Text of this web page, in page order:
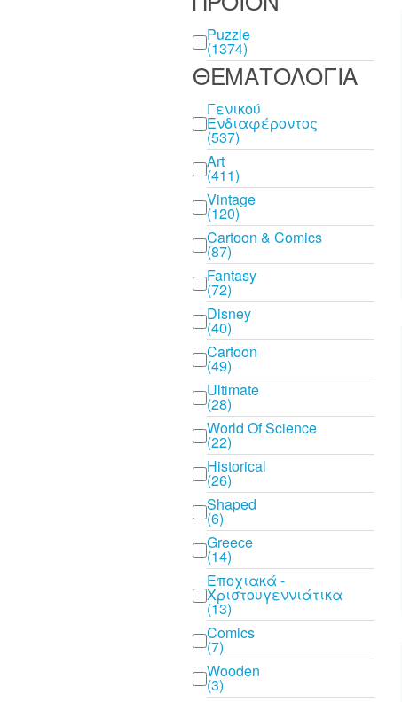
ΠΡΟΪΟΝ
Puzzle
(1374)
ΘΕΜΑΤΟΛΟΓΙΑ
ΘΕΜΑΤΟΛΟΓΙΑ
Γενικού
Ενδιαφέροντος
(537)
Art
(411)
Vintage
(120)
Cartoon & Comics
(87)
Fantasy
(72)
Disney
(40)
Cartoon
(49)
Ultimate
(28)
World Of Science
(22)
Historical
(26)
Shaped
(6)
Greece
(14)
Εποχιακά -
Χριστουγεννιάτικα
(13)
Comics
(7)
Wooden
(3)